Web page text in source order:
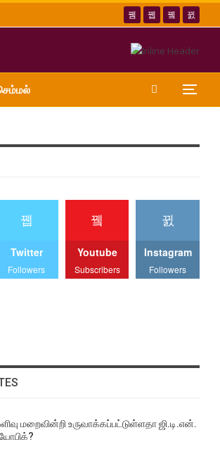
Twitter
Followers
Youtube
Subscribers
Instagram
Followers
மறைவின்றி உருவாக்கப்பட்டுள்ளதா ஜி.டி.என்.